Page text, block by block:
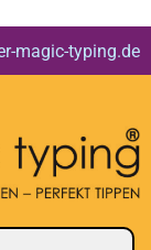
magic-typing.de